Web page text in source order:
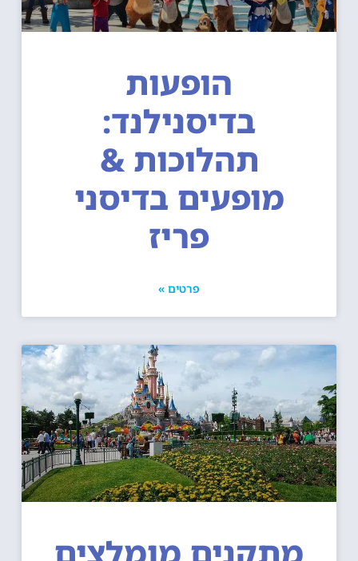
הופעות
בדיסנילנד:
תהלוכות &
מופעים בדיסני
פריז
פרטים »